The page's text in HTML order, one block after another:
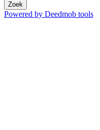
Zoek
Powered by Deedmob tools